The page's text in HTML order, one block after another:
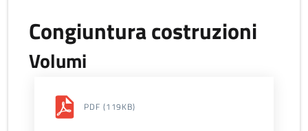
Congiuntura costruzioni
Volumi
PDF (119KB)